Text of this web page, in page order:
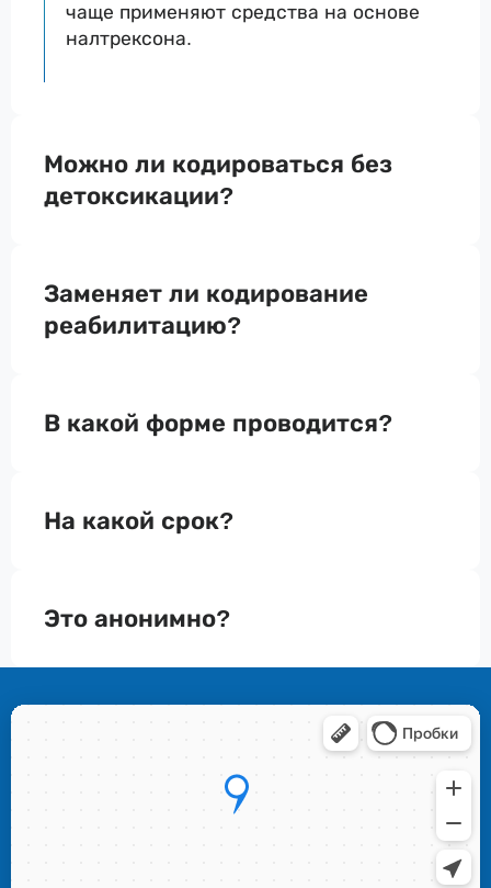
чаще применяют средства на основе
налтрексона.
Можно ли кодироваться без
детоксикации?
Заменяет ли кодирование
реабилитацию?
В какой форме проводится?
На какой срок?
Это анонимно?